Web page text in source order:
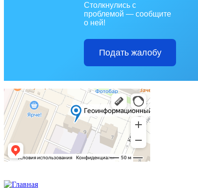
Столкнулись с
проблемой — сообщите
о ней!
Подать жалобу